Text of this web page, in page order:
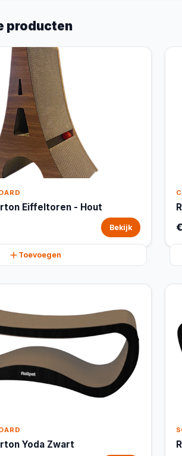
producten
Eiffeltoren - Hout
Bekijk
Toevoegen
Yoda Zwart